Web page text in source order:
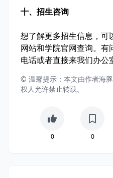
十、招生咨询
想了解更多招生信息，可
网站和学院官网查询。
电话或者直接来我们办公
© 温馨提示：本文由作者海
权人允许禁止转载。
0 0